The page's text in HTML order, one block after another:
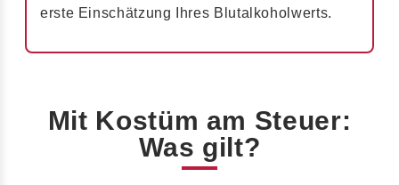
erste Einschätzung Ihres Blutalkoholwerts.
Mit Kostüm am Steuer:
Was gilt?